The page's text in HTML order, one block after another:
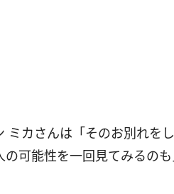
ミカさんは「そのお別れを
の可能性を一回見てみるの